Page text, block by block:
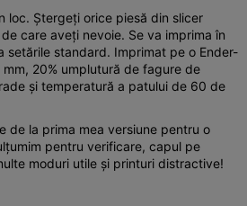
loc. Ștergeți orice piesă din slicer
care aveți nevoie. Se va imprima în
setările standard. Imprimat pe o Ender-
20% umplutură de fagure de
și temperatură a patului de 60 de
de la prima mea versiune pentru o
pentru verificare, capul pe
moduri utile și printuri distractive!